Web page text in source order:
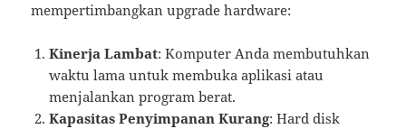
mempertimbangkan upgrade hardware:
Kinerja Lambat: Komputer Anda membutuhkan
waktu lama untuk membuka aplikasi atau
menjalankan program berat.
Kapasitas Penyimpanan Kurang: Hard disk